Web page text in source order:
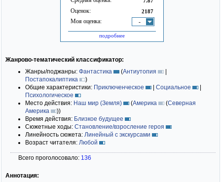
Оценок: 2187
Моя оценка: -
подробнее
Жанрово-тематический классификатор:
Жанры/поджанры: Фантастика (Антиутопия
|
Постапокалиптика
)
Общие характеристики: Приключенческое | Социальное
|
Психологическое
Место действия: Наш мир (Земля) (Америка (Северная
Америка
))
Время действия: Близкое будущее
Сюжетные ходы: Становление/взросление героя
Линейность сюжета: Линейный с экскурсами
Возраст читателя: Любой
Всего проголосовало: 136
Аннотация: